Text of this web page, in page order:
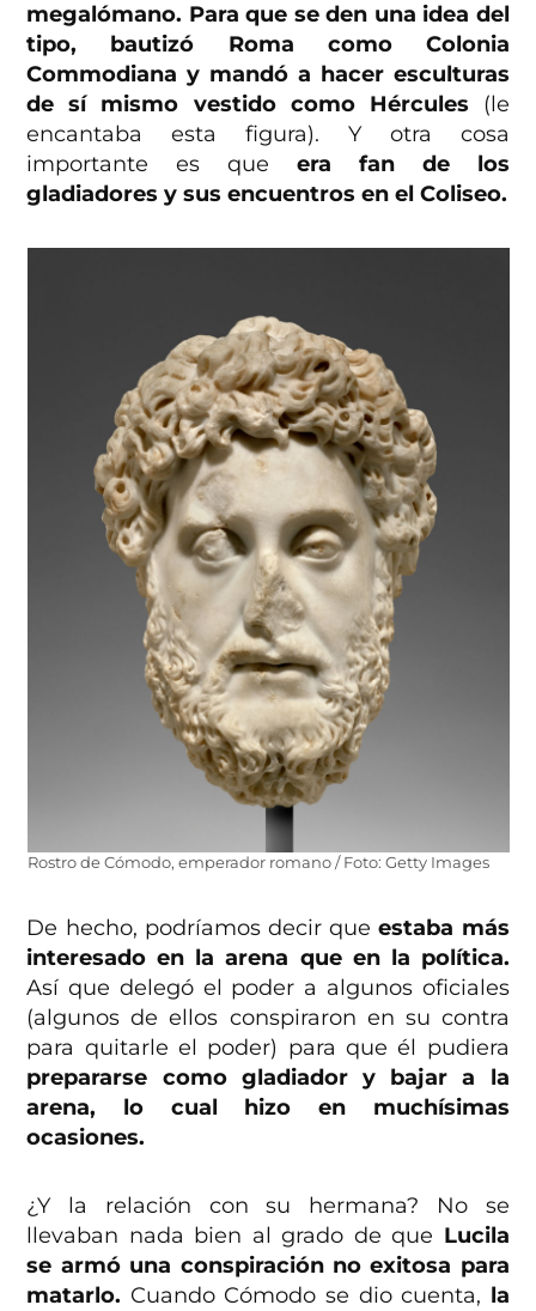
megalómano. Para que se den una idea del
tipo, bautizó Roma como Colonia
Commodiana y mandó a hacer esculturas
de sí mismo vestido como Hércules (le
encantaba esta figura). Y otra cosa
importante es que era fan de los
gladiadores y sus encuentros en el Coliseo.
Rostro de Cómodo, emperador romano / Foto: Getty Images
De hecho, podríamos decir queestaba más
interesado en la arena que en la política.
Así que delegó el poder a algunos oficiales
(algunos de ellos conspiraron en su contra
para quitarle el poder) para que él pudiera
prepararse como gladiador y bajar a la
arena, lo cual hizo en muchísimas
ocasiones.
¿Y la relación con su hermana? No se
llevaban nada bien al grado de que Lucila
se armó una conspiración no exitosa para
matarlo. Cuando Cómodo se dio cuenta, la